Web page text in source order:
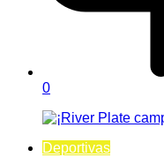
0
Deportivas